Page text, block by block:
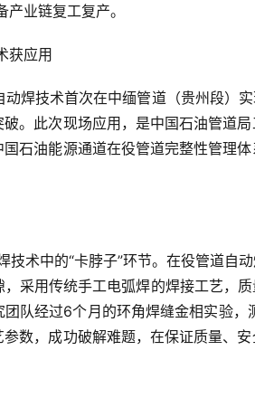
业链复工复产。
获应用
焊技术首次在中缅管道（贵州段）
。此次现场应用，是中国石油管道
石油能源通道在役管道完整性管理
技术中的“卡脖子”环节。在役管道自
采用传统手工电弧焊的焊接工艺，
队经过6个月的环角焊缝金相实验
数，成功破解难题，在保证质量、